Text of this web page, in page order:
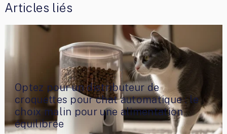
Articles liés
Optez pour un distributeur de
croquettes pour chat automatique : le
choix malin pour une alimentation
équilibrée